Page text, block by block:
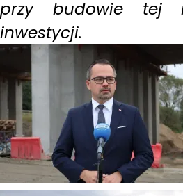
przy budowie tej
inwestycji.